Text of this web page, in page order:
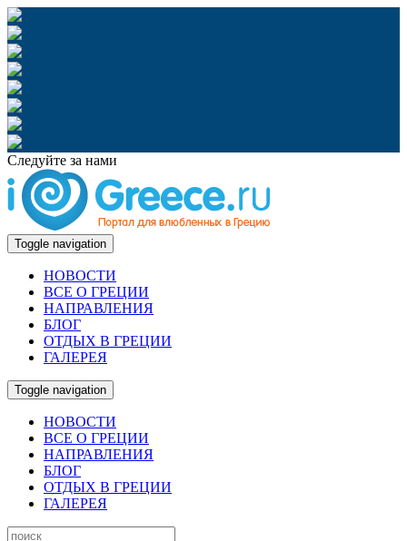
Следуйте за нами
Toggle navigation
НОВОСТИ
ВСЕ О ГРЕЦИИ
НАПРАВЛЕНИЯ
БЛОГ
ОТДЫХ В ГРЕЦИИ
ГАЛЕРЕЯ
Toggle navigation
НОВОСТИ
ВСЕ О ГРЕЦИИ
НАПРАВЛЕНИЯ
БЛОГ
ОТДЫХ В ГРЕЦИИ
ГАЛЕРЕЯ